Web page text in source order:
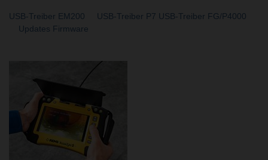
USB-Treiber EM200 USB-Treiber P7 USB-Treiber FG/P4000
Updates Firmware